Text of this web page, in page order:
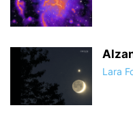
Lara